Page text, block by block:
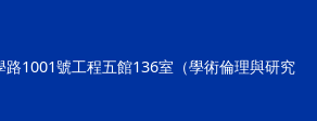
1001號工程五館136室（學術倫理與研究